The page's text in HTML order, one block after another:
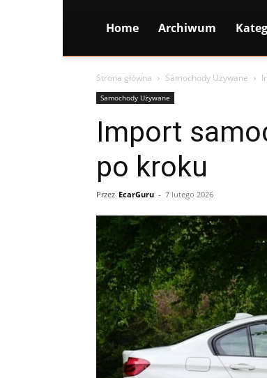
Home Archiwum
Strona główna Samochody Używane
Samochody Używane
Import
po kroku
Przez EcarGuru - 7 lutego 2026